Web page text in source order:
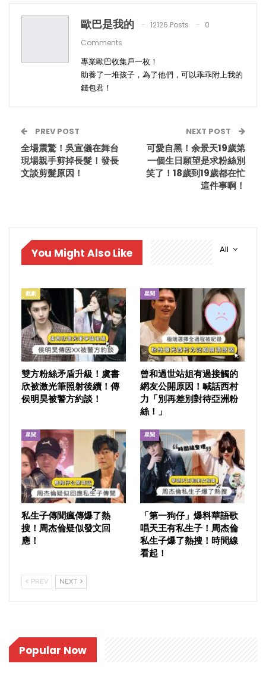
歐巴是我的 12126 Posts
0
Comments
專業歐巴收集戶一枚！
助養了一堆孩子，為了他們，可以乖乖附上我的
錢包君！
PREV POST
全場震驚！吳宣儀在舞台
現場親手剪掉長髮！發長
文談剪髮原因！
NEXT POST
可愛自黑！余景天19歲第
一個生日願望是求粉絲別
笑了！18歲到19歲都在忙
這件事啊！
All
You Might Also Like
戲劇
雙方粉絲矛盾升級！虞書
欣被激光筆照射後續！傳
侯明昊被警方約談！
星聞
曾和過世站姐有過接觸的
網友公開原因！喊話西村
力「別再差別對待亞洲粉
絲！」
星聞
私生子傳聞瘋傳爆了熱
搜！周杰倫疑似發文回
應！
星聞
「第一狗仔」爆料華語歌
唱天王有私生子！周杰倫
私生子爆了熱搜！時間線
看起！
PREV NEXT
Popular Now